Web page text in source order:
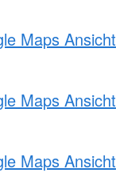
Maps Ansicht
Maps Ansicht
Maps Ansicht